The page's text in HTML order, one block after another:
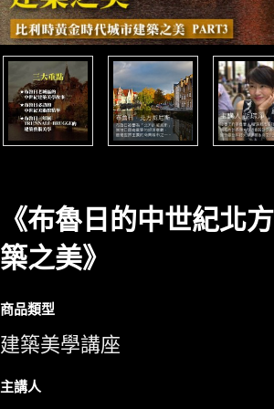
《布魯日的中世紀北
築之美》
商品類型
建築美學講座
主講人